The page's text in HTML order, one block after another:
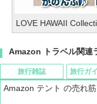
LOVE HAWAII
Amazon トラベル関連
旅行雑誌 旅行ガ
Amazon テント の売れ